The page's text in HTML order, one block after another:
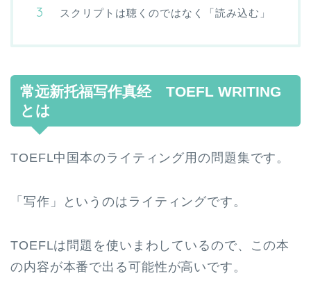
スクリプトは聴くのではなく「読み込む」
常远新托福写作真经 TOEFL WRITING
とは
TOEFL中国本のライティング用の問題集です。
「写作」というのはライティングです。
TOEFLは問題を使いまわしているので、この本
の内容が本番で出る可能性が高いです。